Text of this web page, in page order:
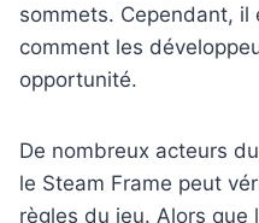
sommets. Cependant, il
comment les
opportunité.
De nombreux acteurs
le Steam Frame peut
règles du jeu. Alors que